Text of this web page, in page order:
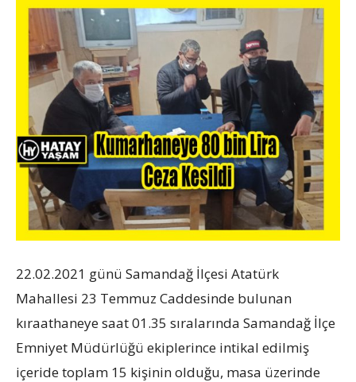
22.02.2021 günü Samandağ İlçesi Atatürk
Mahallesi 23 Temmuz Caddesinde bulunan
kıraathaneye saat 01.35 sıralarında Samandağ İlçe
Emniyet Müdürlüğü ekiplerince intikal edilmiş
içeride toplam 15 kişinin olduğu, masa üzerinde